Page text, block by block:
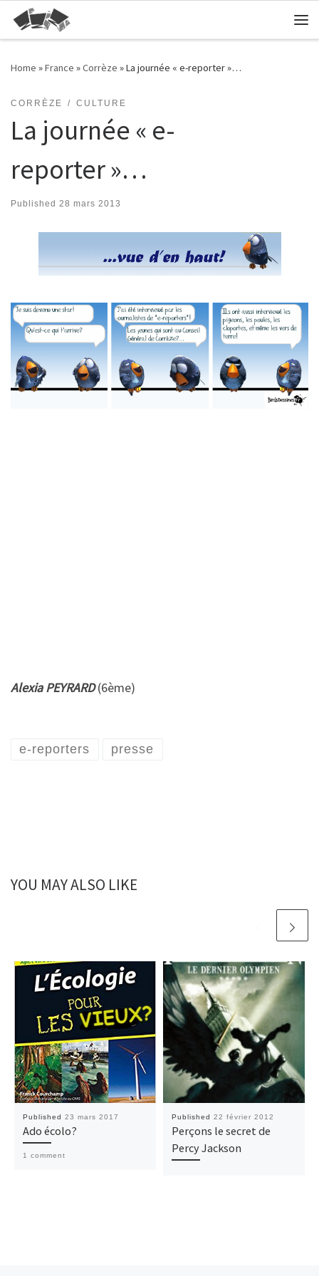
Skip to content
Home »France »Corrèze »La journée « e-reporter »…
CORRÈZE CULTURE
La journée « e-
reporter »…
Published 28 mars 2013
Alexia PEYRARD(6ème)
e-reporters presse
YOU MAY ALSO LIKE
Published 23 mars 2017
Ado écolo?
1 comment
Published 22 février 2012
Perçons le secret de
Percy Jackson